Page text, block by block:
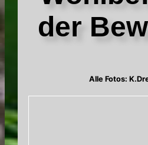
der
Alle Fotos: